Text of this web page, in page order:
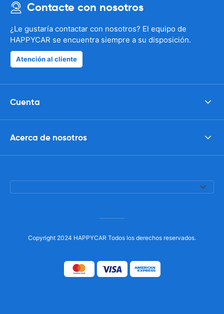
Contacte con nosotros
¿Le gustaría contactar con nosotros? El equipo de
HAPPYCAR se encuentra siempre a su disposición.
Atención al cliente
Cuenta
Acerca de nosotros
Copyright 2024 HAPPYCAR Todos los derechos reservados.